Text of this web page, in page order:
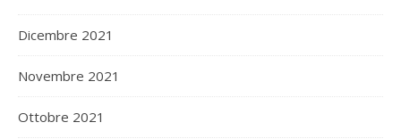
Dicembre 2021
Novembre 2021
Ottobre 2021